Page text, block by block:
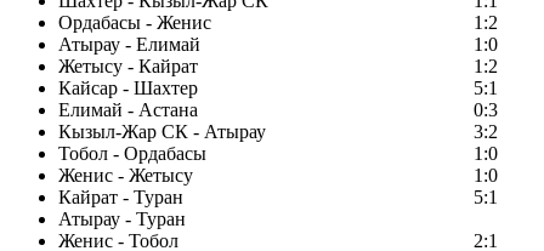
Ордабасы - Женис
1:2
Атырау - Елимай
1:0
Жетысу - Кайрат
1:2
Кайсар - Шахтер
5:1
Елимай - Астана
0:3
Кызыл-Жар СК - Атырау
3:2
Тобол - Ордабасы
1:0
Женис - Жетысу
1:0
Кайрат - Туран
5:1
Атырау - Туран
Женис - Тобол
2:1